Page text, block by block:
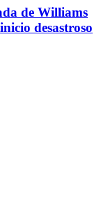
de Williams
desastroso